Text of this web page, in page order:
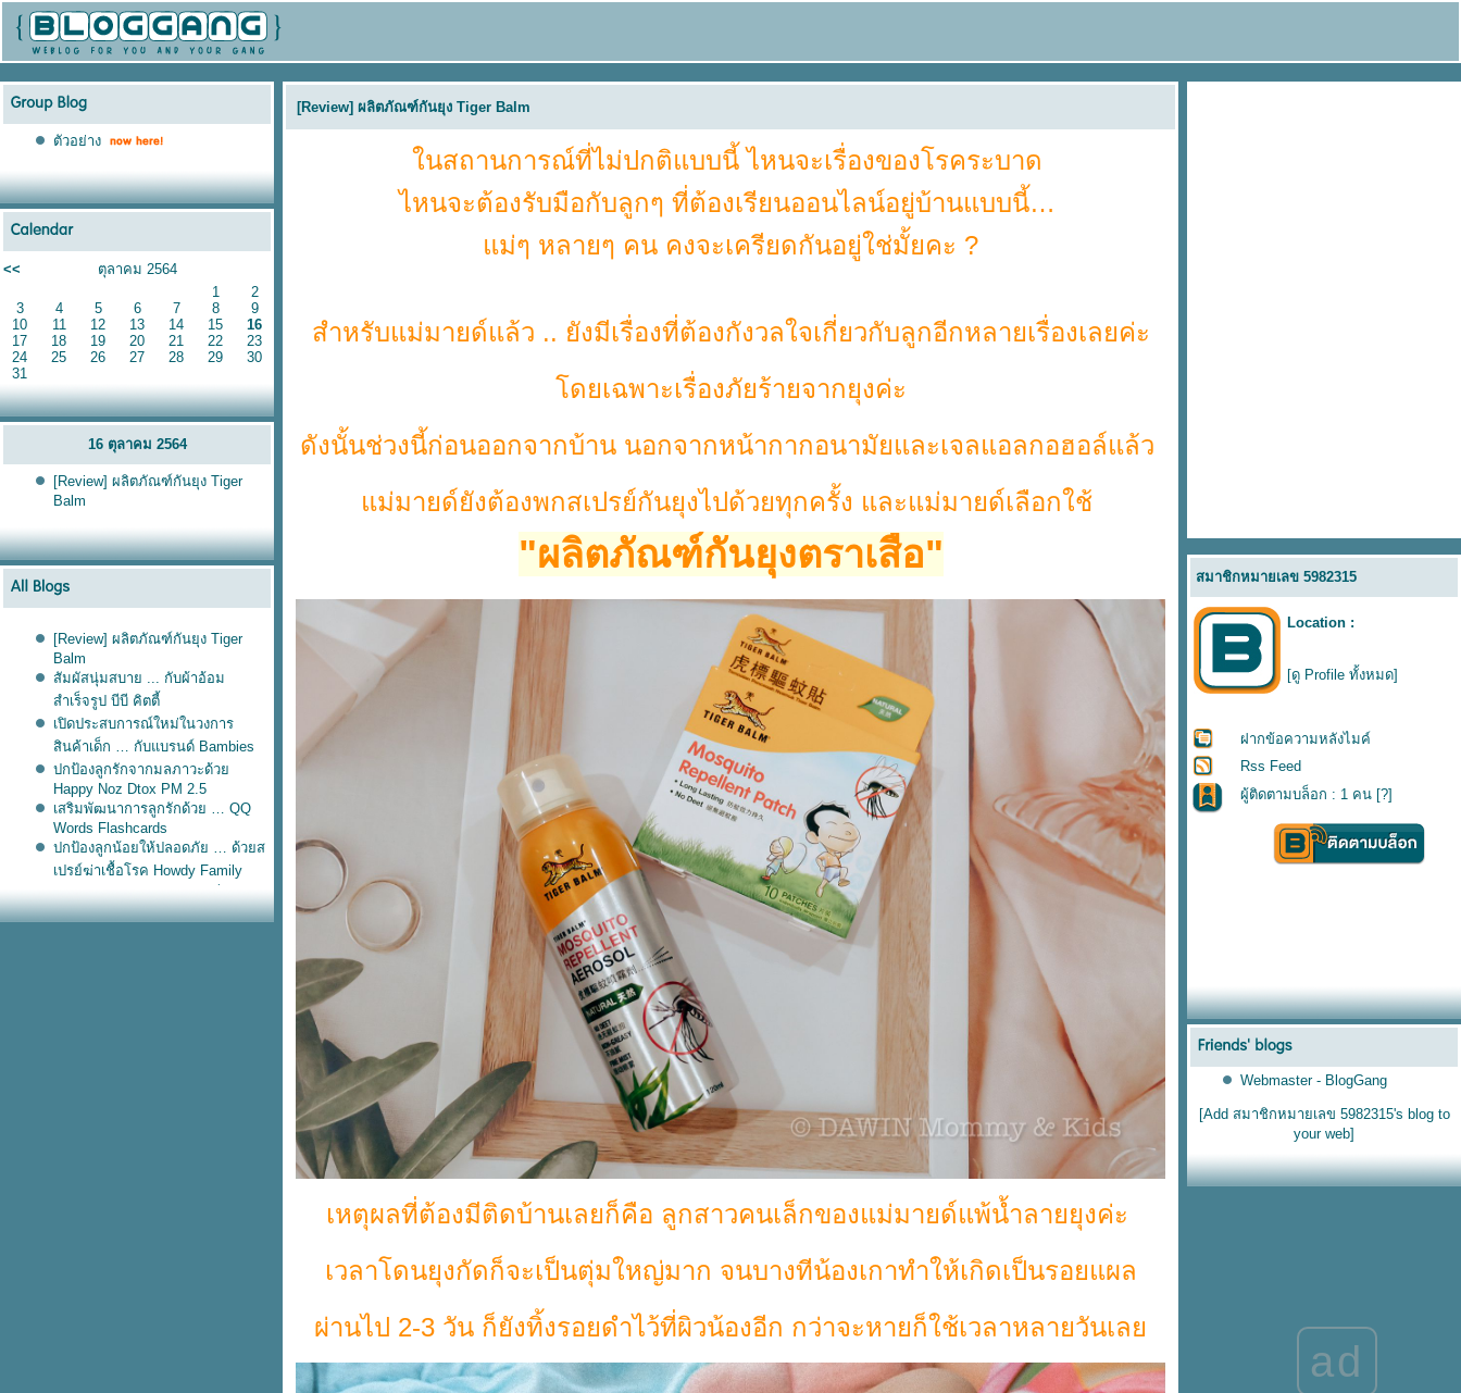
ตัวอย่าง
<<
ตุลาคม 2564
1
2
3
4 5 6 7 8
9
10
11 12 13 14 15
16
17
18 19 20 21 22
23
24
25 26 27 28 29
30
31
16 ตุลาคม 2564
[Review] ผลิตภัณฑ์กันยุง Tiger
Balm
[Review] ผลิตภัณฑ์กันยุง Tiger
Balm
สัมผัสนุ่มสบาย ... กับผ้าอ้อม
สำเร็จรูป บีบี คิตตี้
เปิดประสบการณ์ใหม่ในวงการ
สินค้าเด็ก … กับแบรนด์ Bambies
ปกป้องลูกรักจากมลภาวะด้ว
Happy Noz Dtox PM 2.5
เสริมพัฒนาการลูกรักด้วย … QQ
Words Flashcards
ปกป้องลูกน้อยให้ปลอดภัย … ด้วยส
เปรย์ฆ่าเชื้อโรค Howdy Family
รีวิว Chubbie Cloud — โลชั่นกันยุง
สำหรับเด็ก
[Review] ผลิตภัณฑ์กันยุง Tiger Balm
นสถานการณ์ที่ไม่ปกติแบบนี้ ไหนจะเรื่องของโรคระบาด
ไหนจะต้องรับมือกับลูกๆ ที่ต้องเรียนออนไลน์อยู่บ้านแบบนี้
ม่ๆ หลายๆ คน คงจะเครียดกันอยู่ใช่มั้ยคะ ?
สำหรับแม่มายด์แล้ว .. ยังมีเรื่องที่ต้องกังวลใจเกี่ยวกับลูกอีกหลายเรื่องเลยค่ะ
ดยเฉพาะเรื่องภัยร้ายจากยุงค่ะ
ดังนั้นช่วงนี้ก่อนออกจากบ้าน นอกจากหน้ากากอนามัยและเจลแอลกอฮอล์แล้ว
ม่มายด์ยังต้องพกสเปรย์กันยุงไปด้วยทุกครั้ง ละแม่มายด์เลือกใช้
"ผลิตภัณฑ์กันยุงตราเสือ"
เหตุผลที่ต้องมีติดบ้านเลยก็คือ ลูกสาวคนเล็กของแม่มายด์แพ้น้ำลายยุงค่ะ
เวลาโดนยุงกัดก็จะเป็นตุ่มใหญ่มาก จนบางทีน้องเกาทำให้เกิดเป็นรอยแผล
ผ่านไป 2-3 วัน ก็ยังทิ้งรอยดำไว้ที่ผิวน้องอีก กว่าจะหายก็ใช้เวลาหลายวันเล
สมาชิกหมายเลข 5982315
Location :
[ดู Profile ทั้งหมด]
ฝากข้อความหลังไมค์
Rss Feed
ผู้ติดตามบล็อก : 1 คน [?]
Webmaster - BlogGang
[Add สมาชิกหมายเลข 5982315's blog to
your web]
ad